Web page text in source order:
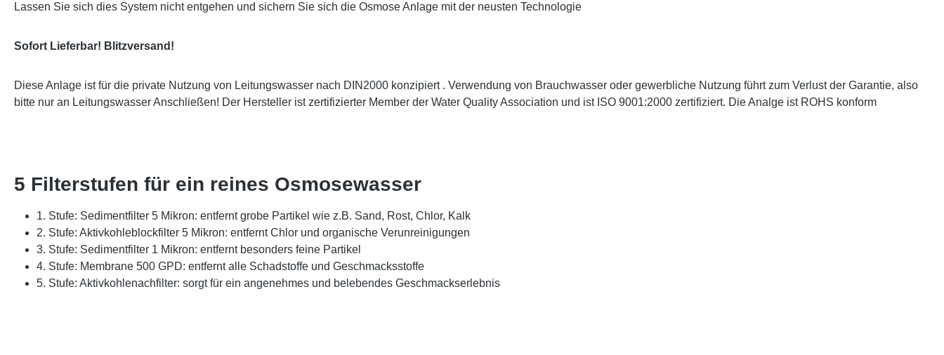
Lassen Sie sich dies System nicht entgehen und sichern Sie sich die Osmose Anlage mit der neusten Technologie
Sofort Lieferbar! Blitzversand!
Diese Anlage ist für die private Nutzung von Leitungswasser nach DIN2000 konzipiert . Verwendung von Brauchwasser oder gewerbliche Nutzung führt zum Verlust der Garantie, also
bitte nur an Leitungswasser Anschließen! Der Hersteller ist zertifizierter Member der Water Quality Association und ist ISO 9001:2000 zertifiziert. Die Analge ist ROHS konform
5 Filterstufen für ein reines Osmosewasser
1. Stufe: Sedimentfilter 5 Mikron: entfernt grobe Partikel wie z.B. Sand, Rost, Chlor, Kalk
2. Stufe: Aktivkohleblockfilter 5 Mikron: entfernt Chlor und organische Verunreinigungen
3. Stufe: Sedimentfilter 1 Mikron: entfernt besonders feine Partikel
4. Stufe: Membrane 500 GPD: entfernt alle Schadstoffe und Geschmacksstoffe
5. Stufe: Aktivkohlenachfilter: sorgt für ein angenehmes und belebendes Geschmackserlebnis